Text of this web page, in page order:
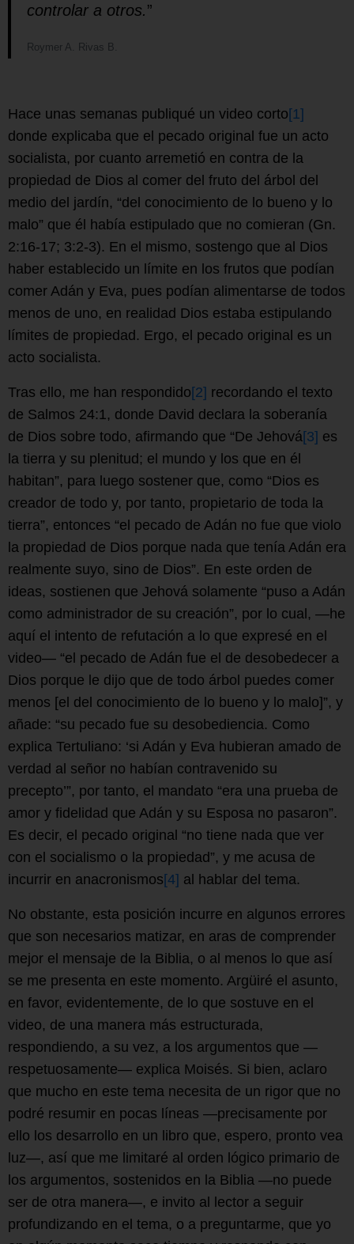
controlar a otros.”
Roymer A. Rivas B.
Hace unas semanas publiqué un video corto[1]
donde explicaba que el pecado original fue un acto
socialista, por cuanto arremetió en contra de la
propiedad de Dios al comer del fruto del árbol del
medio del jardín, “del conocimiento de lo bueno y lo
malo” que él había estipulado que no comieran (Gn.
2:16-17; 3:2-3). En el mismo, sostengo que al Dios
haber establecido un límite en los frutos que podían
comer Adán y Eva, pues podían alimentarse de todos
menos de uno, en realidad Dios estaba estipulando
límites de propiedad. Ergo, el pecado original es un
acto socialista.
Tras ello, me han respondido[2] recordando el texto
de Salmos 24:1, donde David declara la soberanía
de Dios sobre todo, afirmando que “De Jehová[3] es
la tierra y su plenitud; el mundo y los que en él
habitan”, para luego sostener que, como “Dios es
creador de todo y, por tanto, propietario de toda la
tierra”, entonces “el pecado de Adán no fue que violo
la propiedad de Dios porque nada que tenía Adán era
realmente suyo, sino de Dios”. En este orden de
ideas, sostienen que Jehová solamente “puso a Adán
como administrador de su creación”, por lo cual, —he
aquí el intento de refutación a lo que expresé en el
video— “el pecado de Adán fue el de desobedecer a
Dios porque le dijo que de todo árbol puedes comer
menos [el del conocimiento de lo bueno y lo malo]”, y
añade: “su pecado fue su desobediencia. Como
explica Tertuliano: ‘si Adán y Eva hubieran amado de
verdad al señor no habían contravenido su
precepto’”, por tanto, el mandato “era una prueba de
amor y fidelidad que Adán y su Esposa no pasaron”.
Es decir, el pecado original “no tiene nada que ver
con el socialismo o la propiedad”, y me acusa de
incurrir en anacronismos[4] al hablar del tema.
No obstante, esta posición incurre en algunos errores
que son necesarios matizar, en aras de comprender
mejor el mensaje de la Biblia, o al menos lo que así
se me presenta en este momento. Argüiré el asunto,
en favor, evidentemente, de lo que sostuve en el
video, de una manera más estructurada,
respondiendo, a su vez, a los argumentos que —
respetuosamente— explica Moisés. Si bien, aclaro
que mucho en este tema necesita de un rigor que no
podré resumir en pocas líneas —precisamente por
ello los desarrollo en un libro que, espero, pronto vea
luz—, así que me limitaré al orden lógico primario de
los argumentos, sostenidos en la Biblia —no puede
ser de otra manera—, e invito al lector a seguir
profundizando en el tema, o a preguntarme, que yo